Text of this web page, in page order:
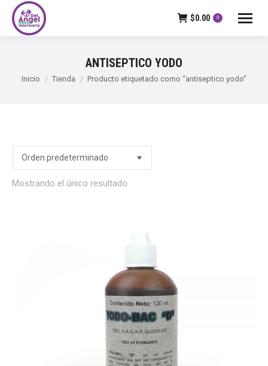
$0.00 0
ANTISEPTICO YODO
Estás aquí:
Inicio Tienda Producto etiquetado como “antiseptico yodo”
Mostrando el único resultado